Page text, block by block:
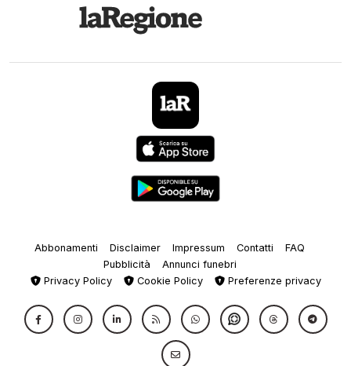
Abbonamenti Disclaimer Impressum Contatti
FAQ
Pubblicità
Annunci funebri
Privacy Policy
Cookie Policy Preferenze privacy